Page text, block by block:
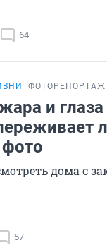
64
ФОТОРЕПОРТАЖ
и
дома с
57